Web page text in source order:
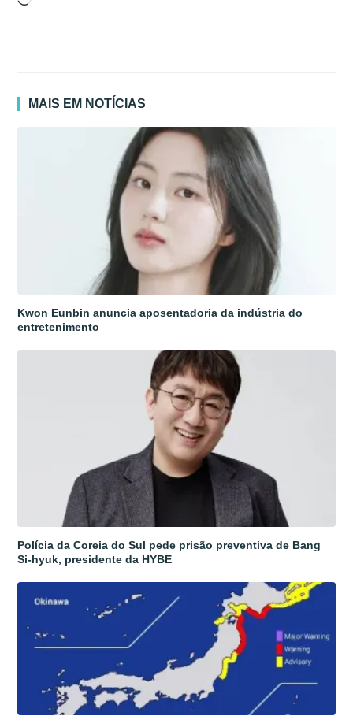
MAIS EM NOTÍCIAS
Kwon Eunbin anuncia aposentadoria da indústria do
entretenimento
Polícia da Coreia do Sul pede prisão preventiva de Bang
Si-hyuk, presidente da HYBE